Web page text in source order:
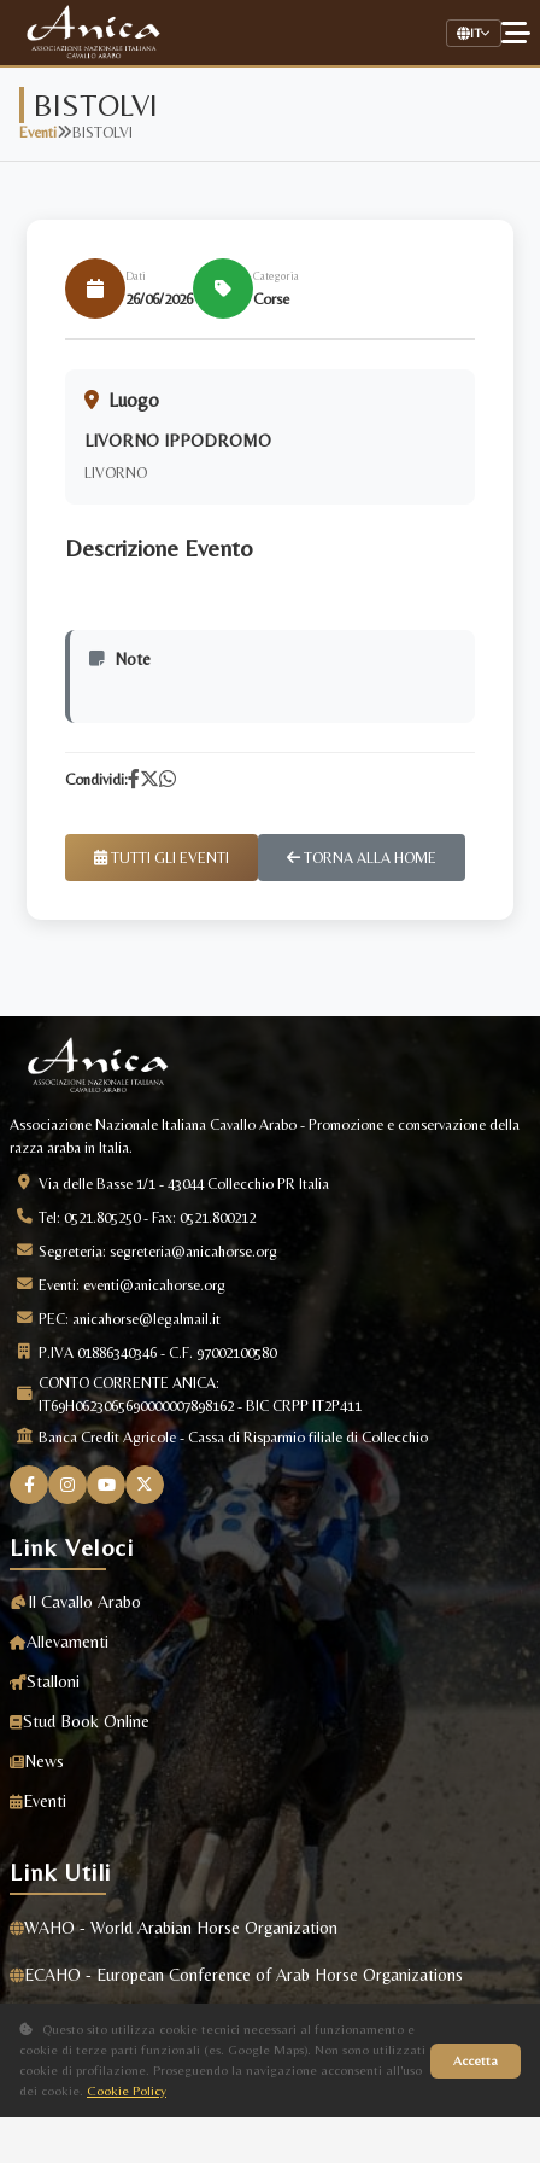
IT
Il Cavallo Arabo
Allevamenti
Stud Book Online
Link Utili
BISTOLVI
Eventi BISTOLVI
Dati
26/06/2026
Categoria
Corse
Luogo
LIVORNO IPPODROMO
LIVORNO
Descrizione Evento
Note
Condividi:
TUTTI GLI EVENTI TORNA ALLA HOME
Associazione Nazionale Italiana Cavallo Arabo - Promozione e conservazione della
razza araba in Italia.
Via delle Basse 1/1 - 43044 Collecchio PR Italia
Tel: 0521.805250 - Fax: 0521.800212
Segreteria: segreteria@anicahorse.org
Eventi: eventi@anicahorse.org
PEC: anicahorse@legalmail.it
P.IVA 01886340346 - C.F. 97002100580
CONTO CORRENTE ANICA:
IT69H0623065690000007898162 - BIC CRPP IT2P411
Banca Credit Agricole - Cassa di Risparmio filiale di Collecchio
Link Veloci
Il Cavallo Arabo
Allevamenti
Stalloni
Stud Book Online
News
Eventi
Link Utili
WAHO - World Arabian Horse Organization
ECAHO - European Conference of Arab Horse Organizations
MasafQuesto sito utilizza cookie tecnici necessari al funzionamento e
cookie di terze parti funzionali (es. Google Maps). Non sono utilizzati
cookie di profilazione. Proseguendo la navigazione acconsenti all'uso
dei cookie. Cookie Policy
Accetta